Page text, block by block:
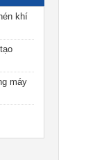
khí
máy